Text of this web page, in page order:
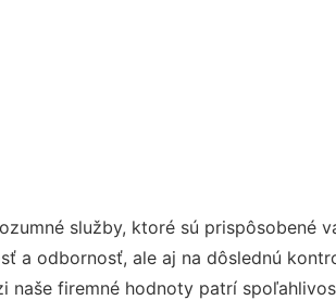
služby, ktoré sú prispôsobené
a odbornosť, ale aj na dôslednú
naše firemné hodnoty patrí